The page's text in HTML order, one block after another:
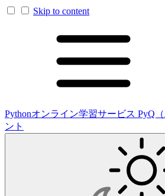
Skip to content
Pythonオンライン学習サービス PyQ
ント